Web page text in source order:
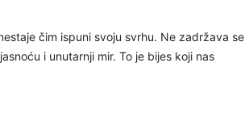
čim ispuni svoju svrhu. Ne zadržava se
i unutarnji mir. To je bijes koji nas